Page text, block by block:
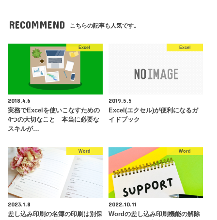
RECOMMEND こちらの記事も人気です。
Excel
2018.4.6
実務でExcelを使いこなすための
4つの大切なこと 本当に必要な
スキルが…
Excel
2019.5.5
Excel(エクセル)が便利になるガ
イドブック
Word
2023.1.8
差し込み印刷の名簿の印刷は別保
Word
2022.10.11
Wordの差し込み印刷機能の解除